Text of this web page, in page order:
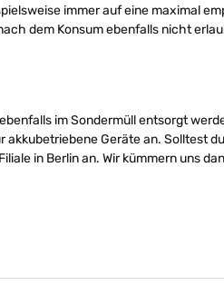
immer auf eine maximal
dem Konsum ebenfalls nicht
im Sondermüll entsorgt
Geräte an. Solltest
in Berlin an. Wir kümmern uns